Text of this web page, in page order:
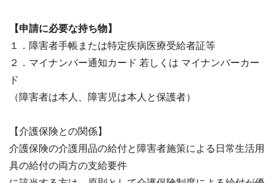
【申請に必要な持ち物】
１．障害者手帳または特定疾病医療受給者証等
２．マイナンバー通知カード 若しくは マイナンバーカー
ド
（障害者は本人、障害児は本人と保護者）
【介護保険との関係】
介護保険の介護用品の給付と障害者施策による日常生活用
具の給付の両方の支給要件